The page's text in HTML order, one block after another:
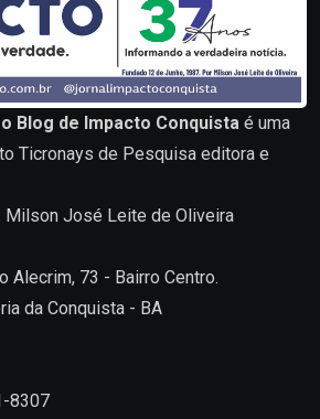
Blog de Impacto Conquista é uma
Ticronays de Pesquisa editora e
Milson José Leite de Oliveira
Alecrim, 73 - Bairro Centro.
da Conquista - BA
8307